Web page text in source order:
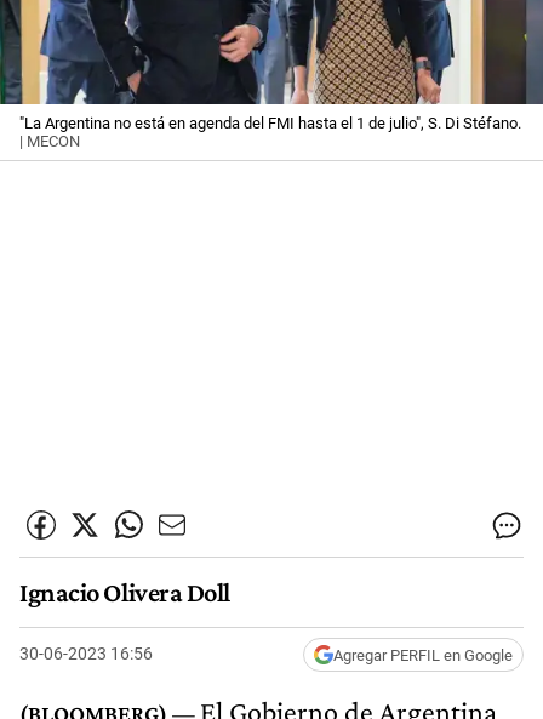
"La Argentina no está en agenda del FMI hasta el 1 de julio", S. Di Stéfano.
| MECON
Ignacio Olivera Doll
30-06-2023 16:56 Agregar PERFIL en Google
El Gobierno de Argentina